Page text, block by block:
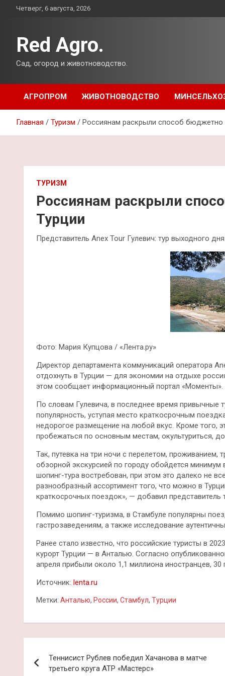
ПерейтиЧетверг, 6 августа, 2026
Red Agro.
Сад, огород и животноводство.
АГРОПРОМ ЖИВОТНОВОДСТВО
Главная Туризм Россиянам раскрыли способ бюджетно
ТУРИЗМ
Россиянам раскрыли
Турции
Представитель Anex Tour Гулевич: тур выходного
Фото: Мария Купцова / «Лента.ру»
Директор департамента коммуникаций оператора
отдохнуть в Турции — для экономии на отдыхе
этом сообщает информационный портал «Моменты».
По словам Гулевича, в последнее время привычные
популярность, уступая место краткосрочным
недорогое размещение на любой вкус. Кроме того,
пробежаться по основным местам, окультуриться,
Так, путевка на три ночи с перелетом,
обзорной экскурсией по городу обойдется
шопинг-тура востребован, при этом это далеко не
разнообразный ассортимент того, что можно в
краткосрочных поездок», — добавил представитель
Помимо шопинг-туризма, в Стамбуле популярны
гастрозаведениям, а также исследование
Ранее стало известно, что российские туристы в
курорт Турции — в Анталью. Согласно
апреля прибыли около 1,1 миллиона иностранцев,
Источник: lenta.ru
Метки: Анталью, России, Стамбул, Турции
по
Теннисист Рублев победил Хачанова в матче
третьего круга АТР «Мастерс»